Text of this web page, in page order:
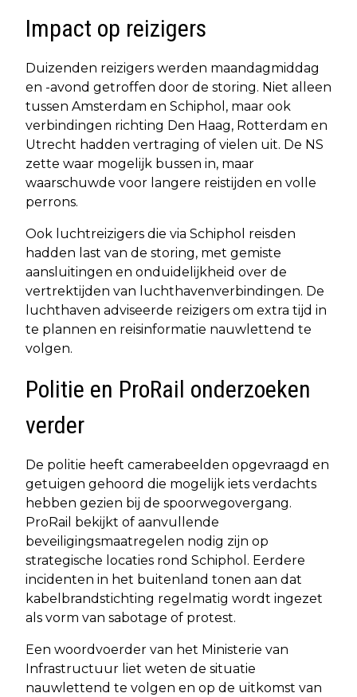
Impact op reizigers
Duizenden reizigers werden maandagmiddag
en -avond getroffen door de storing. Niet alleen
tussen Amsterdam en Schiphol, maar ook
verbindingen richting Den Haag, Rotterdam en
Utrecht hadden vertraging of vielen uit. De NS
zette waar mogelijk bussen in, maar
waarschuwde voor langere reistijden en volle
perrons.
Ook luchtreizigers die via Schiphol reisden
hadden last van de storing, met gemiste
aansluitingen en onduidelijkheid over de
vertrektijden van luchthavenverbindingen. De
luchthaven adviseerde reizigers om extra tijd in
te plannen en reisinformatie nauwlettend te
volgen.
Politie en ProRail onderzoeken
verder
De politie heeft camerabeelden opgevraagd en
getuigen gehoord die mogelijk iets verdachts
hebben gezien bij de spoorwegovergang.
ProRail bekijkt of aanvullende
beveiligingsmaatregelen nodig zijn op
strategische locaties rond Schiphol. Eerdere
incidenten in het buitenland tonen aan dat
kabelbrandstichting regelmatig wordt ingezet
als vorm van sabotage of protest.
Een woordvoerder van het Ministerie van
Infrastructuur liet weten de situatie
nauwlettend te volgen en op de uitkomst van